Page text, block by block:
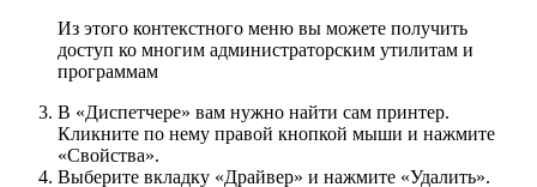
Из этого контекстного меню вы можете получить
доступ ко многим администраторским утилитам и
программам
В «Диспетчере» вам нужно найти сам принтер.
Кликните по нему правой кнопкой мыши и нажмите
«Свойства».
Выберите вкладку «Драйвер» и нажмите «Удалить».